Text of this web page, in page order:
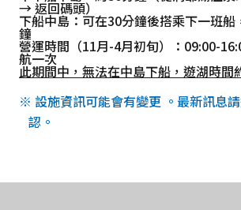
→ 返回碼頭）
下船中島：可在30分鐘後搭乘下一班
鐘
營運時間（11月-4月初旬）：09:00-
航一次
此期間中，無法在中島下船，遊湖時間
※ 設施資訊可能會有變更 。最新訊息
認。